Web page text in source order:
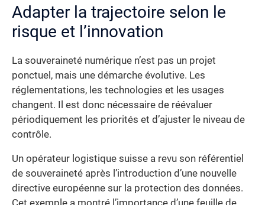
Adapter la trajectoire selon le
risque et l’innovation
La souveraineté numérique n’est pas un projet
ponctuel, mais une démarche évolutive. Les
réglementations, les technologies et les usages
changent. Il est donc nécessaire de réévaluer
périodiquement les priorités et d’ajuster le niveau de
contrôle.
Un opérateur logistique suisse a revu son référentiel
de souveraineté après l’introduction d’une nouvelle
directive européenne sur la protection des données.